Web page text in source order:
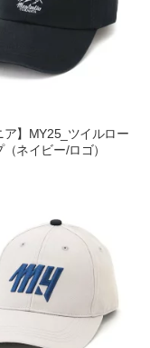
ア】MY25_ツイルロー
ネイビー/ロゴ）